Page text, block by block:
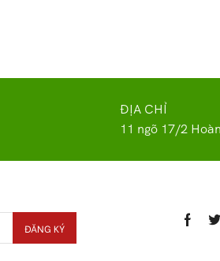
ĐỊA CHỈ
11 ngõ 17/2